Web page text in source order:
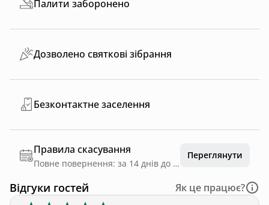
Палити заборонено
Дозволено святкові зібрання
Безконтактне заселення
Правила скасування
Повне повернення: за 14 днів до дати заїзду
Переглянути
Відгуки гостей Як це працює?